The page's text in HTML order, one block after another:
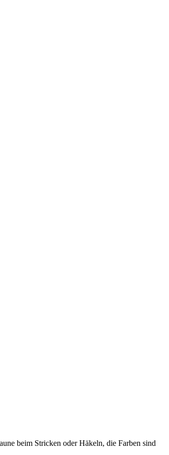
beim Stricken oder Häkeln, die Farben sind